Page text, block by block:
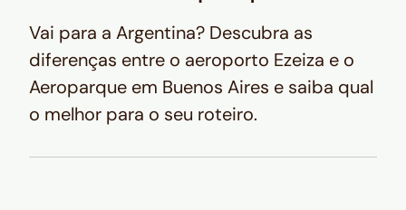
Vai para a Argentina? Descubra as
diferenças entre o aeroporto Ezeiza e o
Aeroparque em Buenos Aires e saiba qual
o melhor para o seu roteiro.